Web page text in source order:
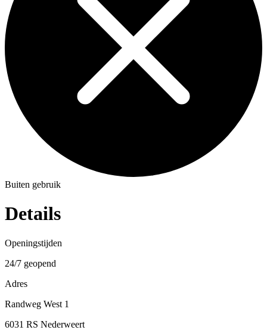
Buiten gebruik
Details
Openingstijden
24/7 geopend
Adres
Randweg West 1
6031 RS Nederweert